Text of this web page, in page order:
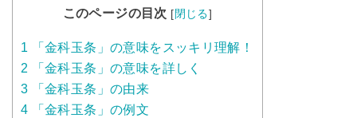
このページの目次 [閉じる]
1 「金科玉条」の意味をスッキリ理解！
2 「金科玉条」の意味を詳しく
3 「金科玉条」の由来
4 「金科玉条」の例文